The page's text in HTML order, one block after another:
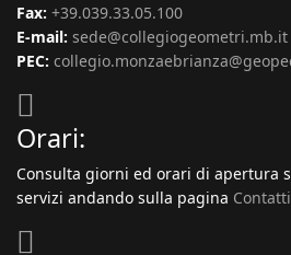
Fax: +39.039.33.05.100
E-mail: sede@collegiogeometri.mb.it
PEC:
Orari:
Consulta giorni ed orari di apertura
servizi andando sulla pagina Contatti